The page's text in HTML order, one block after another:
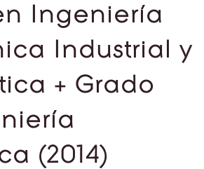
Ingeniería
Industrial y
+ Grado
(2014)